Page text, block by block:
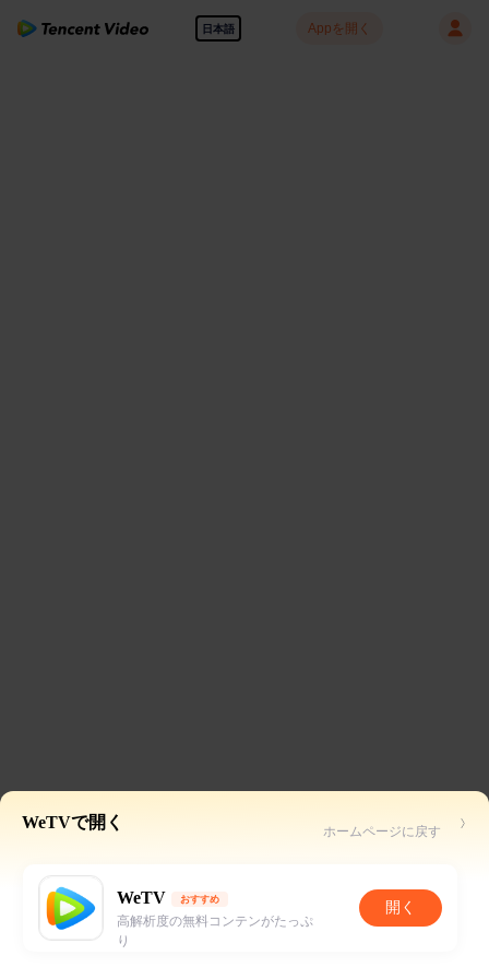
日本語 Appを開く
WeTVで開く ホームページに戻す
WeTV おすすめ
高解析度の無料コンテンがたっぷ
り
開く